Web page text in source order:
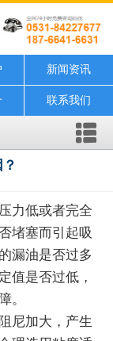
新闻资讯
联系我们
力低或者完全
堵塞而引起吸
漏油是否过多
值是否过低，
。
尼加大，产生